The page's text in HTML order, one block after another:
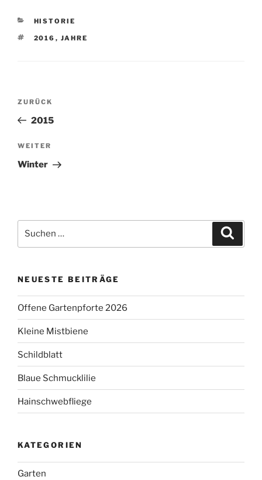
KATEGORIEN
HISTORIE
SCHLAGWÖRTER
2016 , JAHRE
Beitragsnavigation
Vorheriger
Beitrag
ZURÜCK
2015
Nächster
Beitrag
WEITER
Winter
nach:
NEUESTE BEITRÄGE
Offene Gartenpforte 2026
Kleine Mistbiene
Schildblatt
Blaue Schmucklilie
Hainschwebfliege
KATEGORIEN
Garten